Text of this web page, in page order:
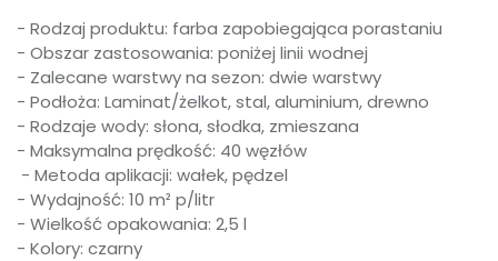
- Rodzaj produktu: farba zapobiegająca porastaniu
- Obszar zastosowania: poniżej linii wodnej
- Zalecane warstwy na sezon: dwie warstwy
- Podłoża: Laminat/żelkot, stal, aluminium, drewno
- Rodzaje wody: słona, słodka, zmieszana
- Maksymalna prędkość: 40 węzłów
- Metoda aplikacji: wałek, pędzel
- Wydajność: 10 m² p/litr
- Wielkość opakowania: 2,5 l
- Kolory: czarny